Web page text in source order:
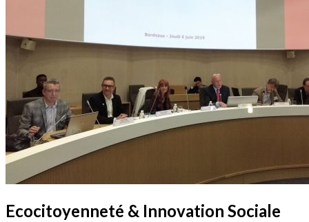
Ecocitoyenneté & Innovation Sociale